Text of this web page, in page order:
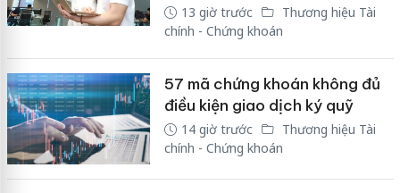
13 giờ trước
Thương hiệu Tài
chính - Chứng khoán
57 mã chứng khoán không đủ
điều kiện giao dịch ký quỹ
14 giờ trước
Thương hiệu Tài
chính - Chứng khoán